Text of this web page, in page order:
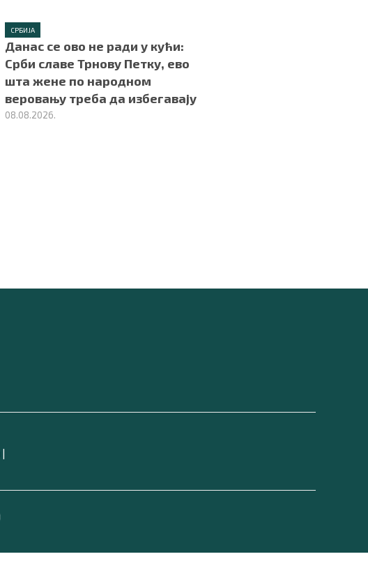
СРБИЈА
Данас се ово не ради у кући:
Срби славе Трнову Петку, ево
шта жене по народном
веровању треба да избегавају
08.08.2026.
|